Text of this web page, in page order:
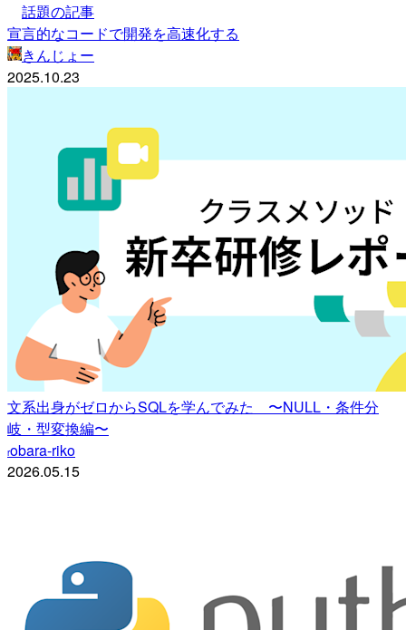
話題の記事
宣言的なコードで開発を高速化する
きんじょー
2025.10.23
文系出身がゼロからSQLを学んでみた 〜NULL・条件分
岐・型変換編〜
robara-riko
2026.05.15